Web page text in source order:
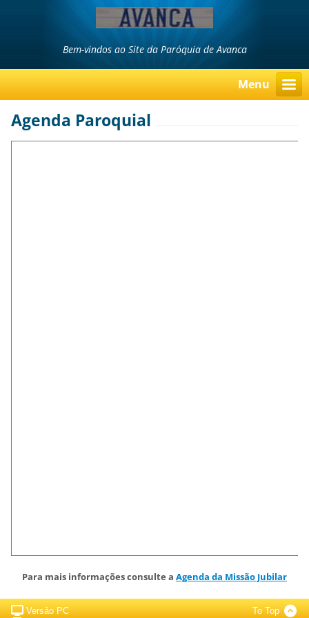
Bem-vindos ao Site da Paróquia de Avanca
Menu
Agenda Paroquial
Para mais informações consulte a Agenda da Missão Jubilar
Versão PC To Top